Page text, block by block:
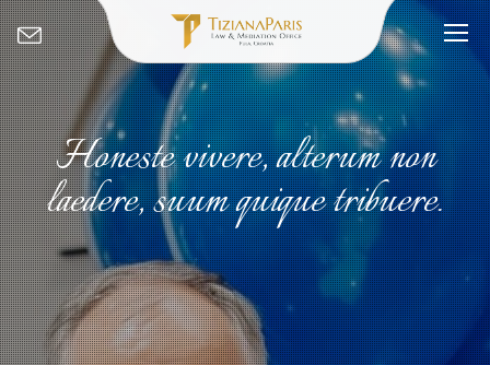
Honeste vivere, alterum non
laedere, suum quique tribuere.